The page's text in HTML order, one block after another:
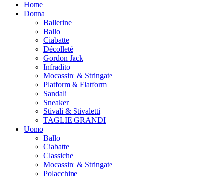
Home
Donna
Ballerine
Ballo
Ciabatte
Décolleté
Gordon Jack
Infradito
Mocassini & Stringate
Platform & Flatform
Sandali
Sneaker
Stivali & Stivaletti
TAGLIE GRANDI
Uomo
Ballo
Ciabatte
Classiche
Mocassini & Stringate
Polacchine